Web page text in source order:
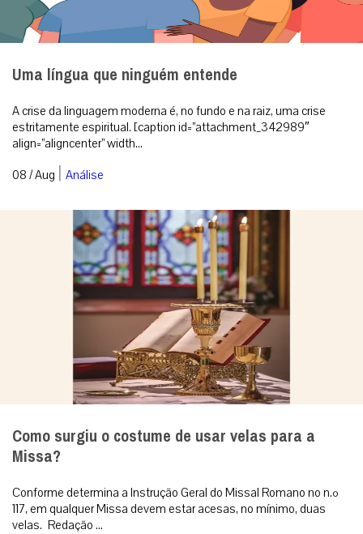
Uma língua que ninguém entende
A crise da linguagem moderna é, no fundo e na raiz, uma crise
estritamente espiritual. [caption id=”attachment_342989″
align=”aligncenter” width...
08 / Aug | Análise
Como surgiu o costume de usar velas para a
Missa?
Conforme determina a Instrução Geral do Missal Romano no n.º
117, em qualquer Missa devem estar acesas, no mínimo, duas
velas. Redação ...